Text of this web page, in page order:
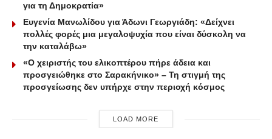
για τη Δημοκρατία»
Ευγενία Μανωλίδου για Άδωνι Γεωργιάδη: «Δείχνει
πολλές φορές μια μεγαλοψυχία που είναι δύσκολη να
την καταλάβω»
«Ο χειριστής του ελικοπτέρου πήρε άδεια και
προσγειώθηκε στο Σαρακήνικο» – Τη στιγμή της
προσγείωσης δεν υπήρχε στην περιοχή κόσμος
LOAD MORE